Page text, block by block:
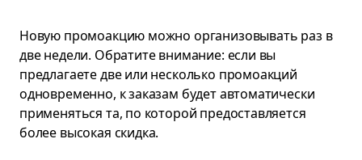
Новую промоакцию можно организовывать раз в
две недели. Обратите внимание: если вы
предлагаете две или несколько промоакций
одновременно, к заказам будет автоматически
применяться та, по которой предоставляется
более высокая скидка.